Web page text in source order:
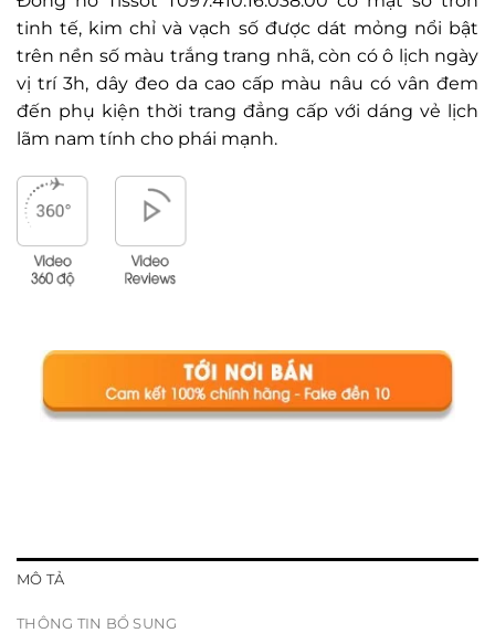
tinh tế, kim chỉ và vạch số được dát mỏng nổi bật
trên nền số màu trắng trang nhã, còn có ô lịch ngày
vị trí 3h, dây đeo da cao cấp màu nâu có vân đem
đến phụ kiện thời trang đẳng cấp với dáng vẻ lịch
lãm nam tính cho phái mạnh.
MÔ TẢ
THÔNG TIN BỔ SUNG